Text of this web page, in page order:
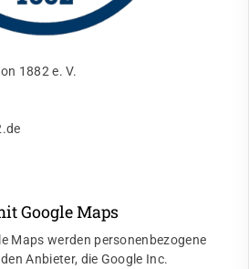
1882 e. V.
Google Maps
Maps werden personenbezogene
Anbieter, die Google Inc.